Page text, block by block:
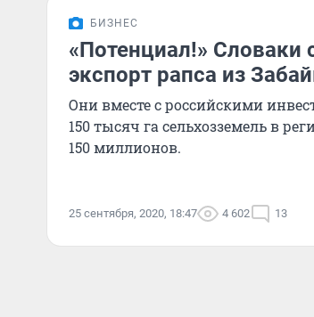
БИЗНЕС
«Потенциал!» Словаки
экспорт рапса из
Они вместе с российскими
150 тысяч га сельхозземель в
150 миллионов.
25 сентября, 2020, 18:47 4 602 13